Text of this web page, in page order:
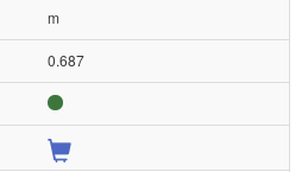
m
0.687